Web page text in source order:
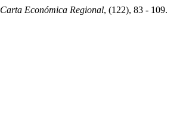
Carta Económica Regional, (122), 83 - 109.